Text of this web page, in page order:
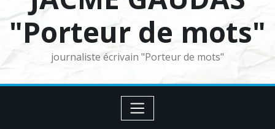
"Porteur de mots"
journaliste écrivain "Porteur de mots"